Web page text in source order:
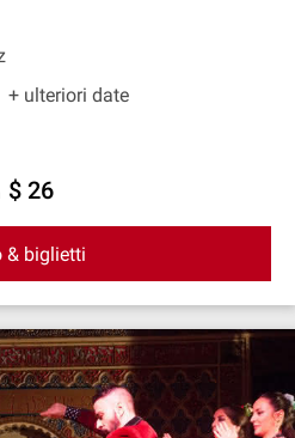
+ ulteriori date
$ 26
& biglietti